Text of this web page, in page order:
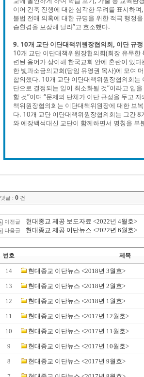
이어 건축 진행에 대한 심각한 우려를 표시하
불법 전매 의혹에 대한 규명을 위한 적극 행정
습환경을 보장해 달라”고 호소했다.
9. 10개 교단 이단대책위원장협의회, 이단 규
10개 교단 이단대책위원장협의회(회장 유무
련된 용어가 상이해 한국교회 안에 혼란이 있
한 빛과소금의교회(담임 유영권 목사)에 모여
합의했다. 10개 교단 이단대책위원장협의회는
단으로 결정되는 일이 최소화될 것”이라고 입
할 것”이며 “문제의 단체가 이단 규정을 두고
책위원장협의회는 이단대책위원장에 대한 보
다. 10개 교단 이단대책위원장협의회는 그간
와 예장백석대신 교단이 함께하면서 명칭을 부
댓글 : 0 건
이전글 현대종교 제공 보도자료 <2022년 4월호>
다음글 현대종교 제공 이단뉴스 <2022년 6월호>
번호 제목
14 현대종교 이단뉴스 <2018년 3월호>
13 현대종교 이단뉴스 <2018년 2월호>
12 현대종교 이단뉴스 <2018년 1월호>
11 현대종교 이단뉴스 <2017년 12월호>
10 현대종교 이단뉴스 <2017년 11월호>
9 현대종교 이단뉴스 <2017년 10월호>
8 현대종교 이단뉴스 <2017년 9월호>